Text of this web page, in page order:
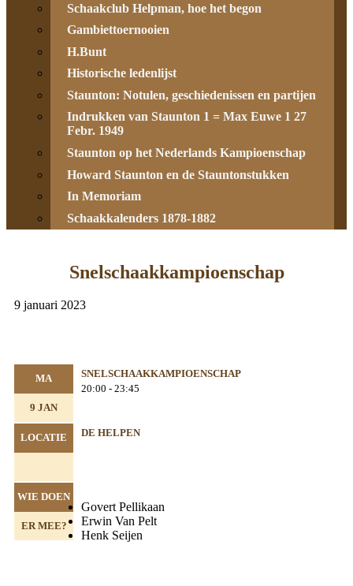
Schaakclub Helpman, hoe het begon
Gambiettoernooien
H.Bunt
Historische ledenlijst
Staunton: Notulen, geschiedenissen en partijen
Indrukken van Staunton 1 = Max Euwe 1 27
Febr. 1949
Staunton op het Nederlands Kampioenschap
Howard Staunton en de Stauntonstukken
In Memoriam
Schaakkalenders 1878-1882
Snelschaakkampioenschap
9 januari 2023
MA
9 JAN
SNELSCHAAKKAMPIOENSCHAP
20:00 - 23:45
LOCATIE DE HELPEN
WIE DOEN
ER MEE?
Govert Pellikaan
Erwin Van Pelt
Henk Seijen